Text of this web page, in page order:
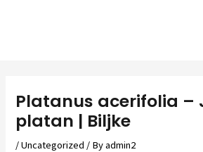
Platanus acerifolia –
platan | Biljke
/Uncategorized / Byadmin2